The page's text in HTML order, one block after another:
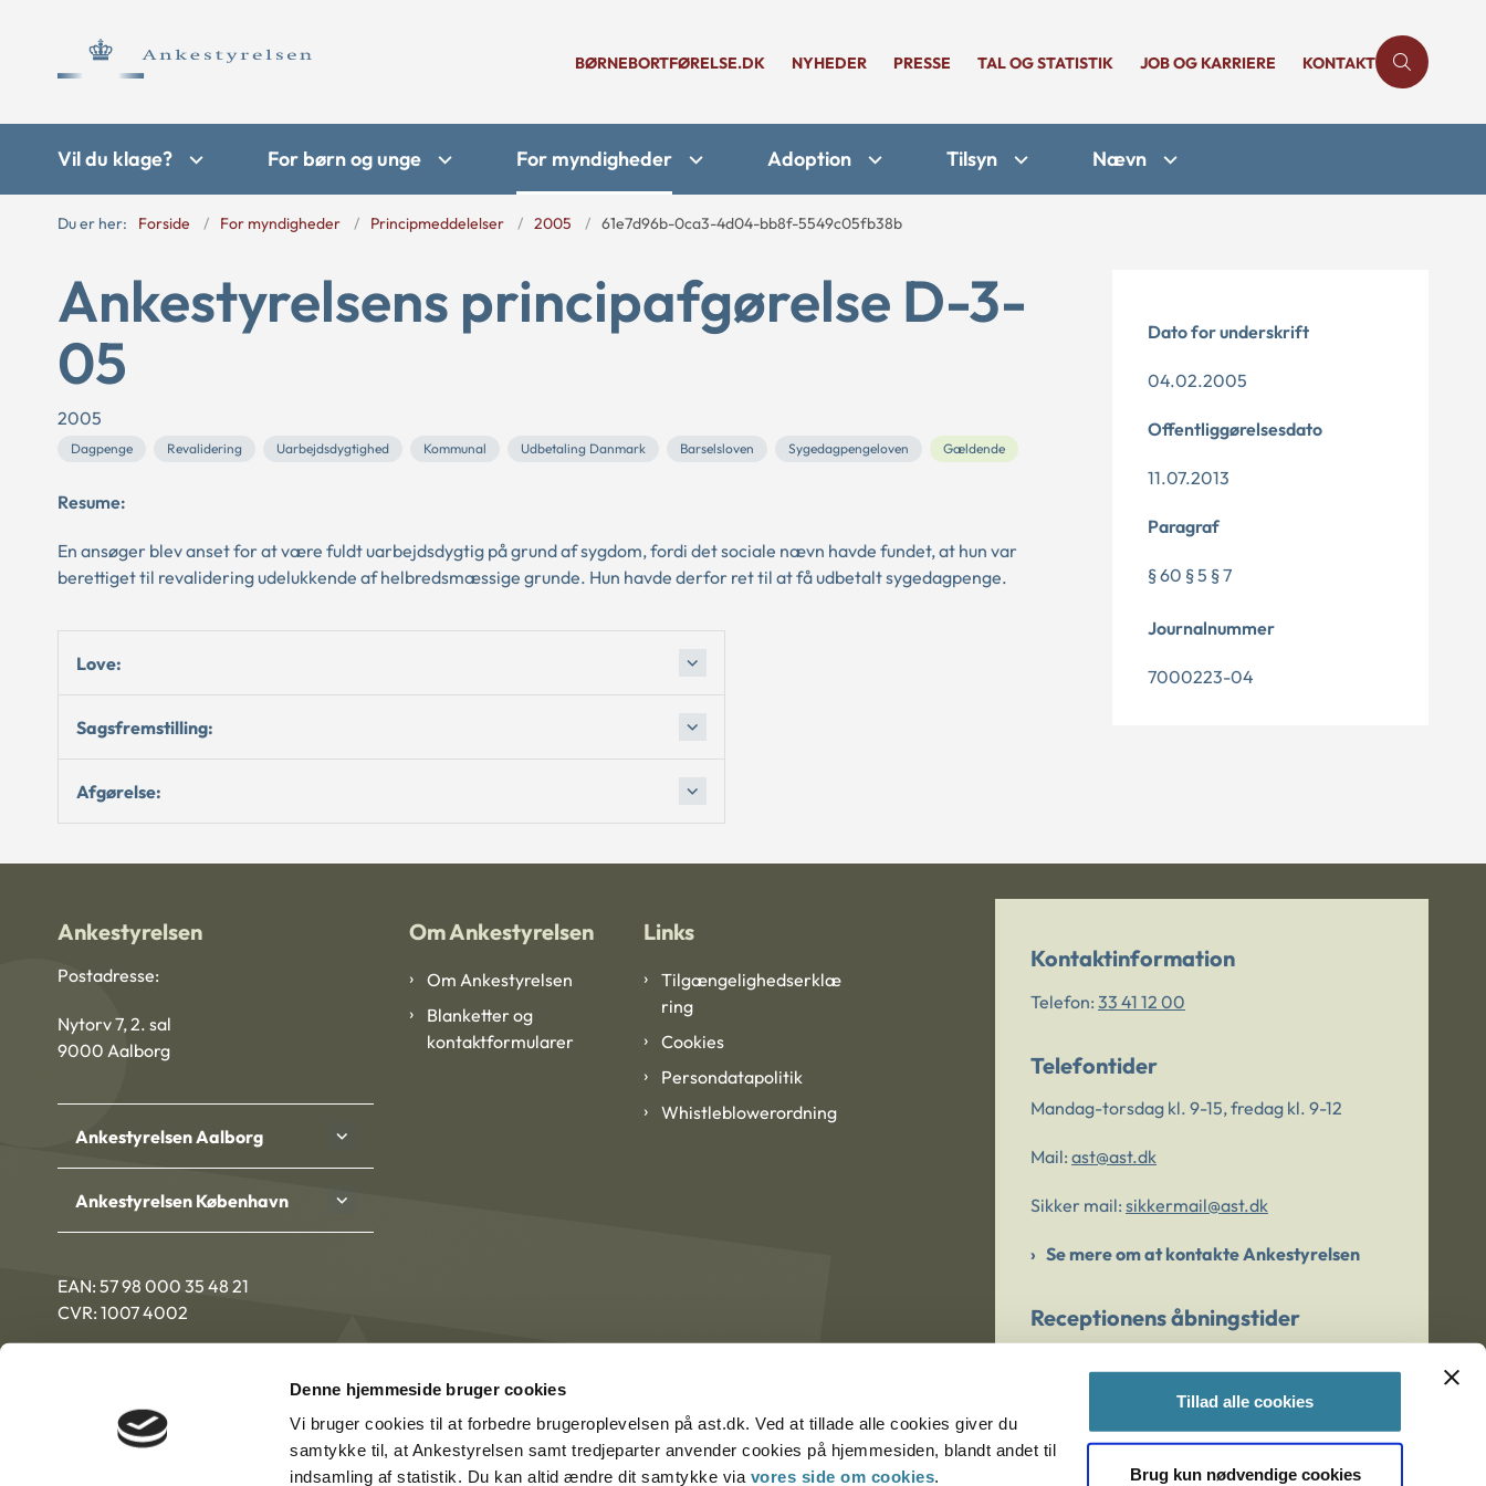
Denne hjemmeside bruger cookies
Vi bruger cookies til at forbedre brugeroplevelsen på ast.dk. Ved at tillade alle cookies giver du
samtykke til, at Ankestyrelsen samt tredjeparter anvender cookies på hjemmesiden, blandt andet til
indsamling af statistik. Du kan altid ændre dit samtykke via vores side om cookies.
Tillad alle cookies
Brug kun nødvendige cookies
BØRNEBORTFØRELSE.DK NYHEDER PRESSE TAL OG STATISTIK JOB OG KARRIERE KONTAKT
Vil du klage? For børn og unge For myndigheder Adoption Tilsyn Nævn
Du er her: Forside For myndigheder Principmeddelelser 2005 61e7d96b-0ca3-4d04-bb8f-5549c05fb38b
Ankestyrelsens principafgørelse D-3-
05
2005
Dagpenge Revalidering Uarbejdsdygtighed Kommunal Udbetaling Danmark Barselsloven Sygedagpengeloven Gældende
Resume:
En ansøger blev anset for at være fuldt uarbejdsdygtig på grund af sygdom, fordi det sociale nævn havde fundet, at hun var
berettiget til revalidering udelukkende af helbredsmæssige grunde. Hun havde derfor ret til at få udbetalt sygedagpenge.
Love:
Sagsfremstilling:
Afgørelse:
Dato for underskrift
04.02.2005
Offentliggørelsesdato
11.07.2013
Paragraf
§ 60 § 5 § 7
Journalnummer
7000223-04
Ankestyrelsen
Postadresse:
Nytorv 7, 2. sal
9000 Aalborg
Ankestyrelsen Aalborg
Ankestyrelsen København
EAN: 57 98 000 35 48 21
CVR: 1007 4002
Om Ankestyrelsen
Om Ankestyrelsen
Blanketter og
kontaktformularer
Links
Tilgængelighedserklæ
ring
Cookies
Persondatapolitik
Whistleblowerordning
Kontaktinformation
Telefon: 33 41 12 00
Telefontider
Mandag-torsdag kl. 9-15, fredag kl. 9-12
Mail: ast@ast.dk
Sikker mail: sikkermail@ast.dk
Se mere om at kontakte Ankestyrelsen
Receptionens åbningstider
Er du bekymret for et barn/en ung?